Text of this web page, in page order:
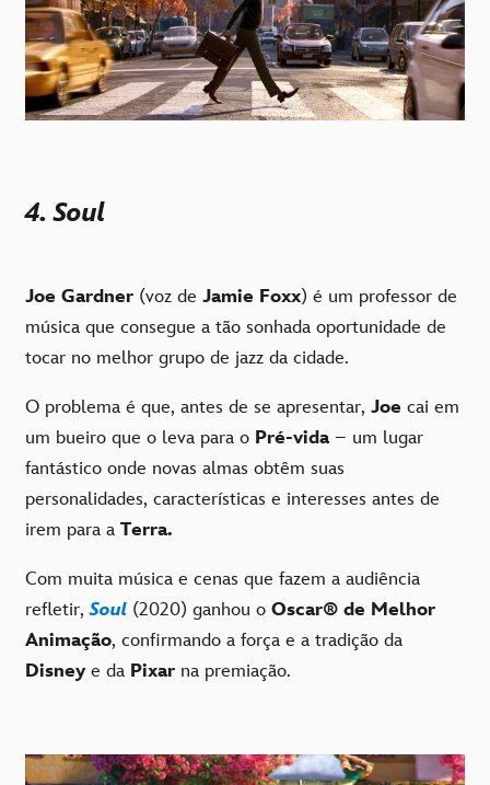
4. Soul
Joe Gardner (voz de Jamie Foxx) é um professor de
música que consegue a tão sonhada oportunidade de
tocar no melhor grupo de jazz da cidade.
O problema é que, antes de se apresentar, Joe cai em
um bueiro que o leva para o Pré-vida– um lugar
fantástico onde novas almas obtêm suas
personalidades, características e interesses antes de
irem para a Terra.
Com muita música e cenas que fazem a audiência
refletir,Soul (2020) ganhou o Oscar® de Melhor
Animação, confirmando a força e a tradição da
Disney e da Pixar na premiação.